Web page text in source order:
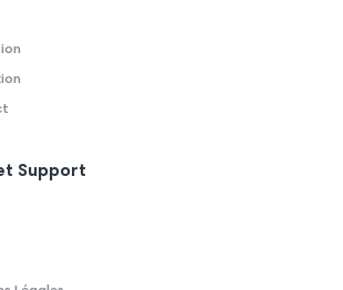
Support